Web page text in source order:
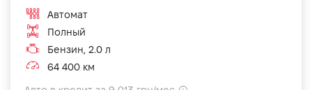
Автомат
Полный
Бензин, 2.0 л
64 400 км